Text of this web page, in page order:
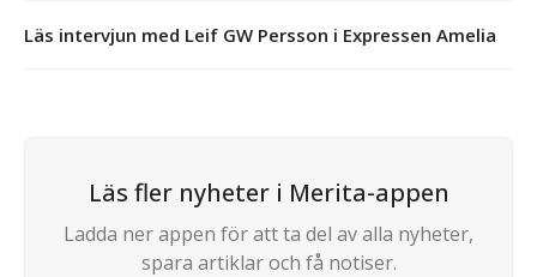
Läs intervjun med Leif GW Persson i Expressen Amelia
Läs fler nyheter i Merita-appen
Ladda ner appen för att ta del av alla nyheter,
spara artiklar och få notiser.